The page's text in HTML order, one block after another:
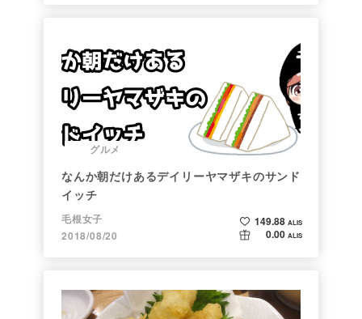
グルメ
なんか朝だけあるデイリーヤマザキのサンド
イッチ
毛根女子
2018/08/20
149.88 ALIS
0.00 ALIS